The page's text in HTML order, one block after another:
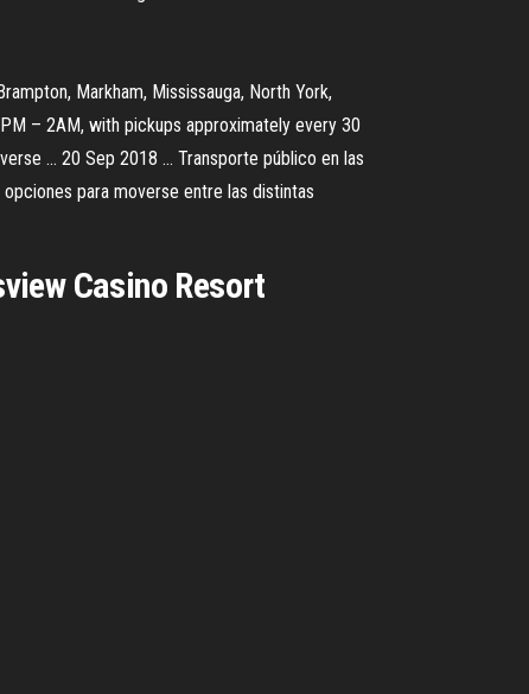
Markham, Mississauga, North York,
– 2AM, with pickups approximately every 30
... 20 Sep 2018 ... Transporte público en las
opciones para moverse entre las distintas
Casino Resort